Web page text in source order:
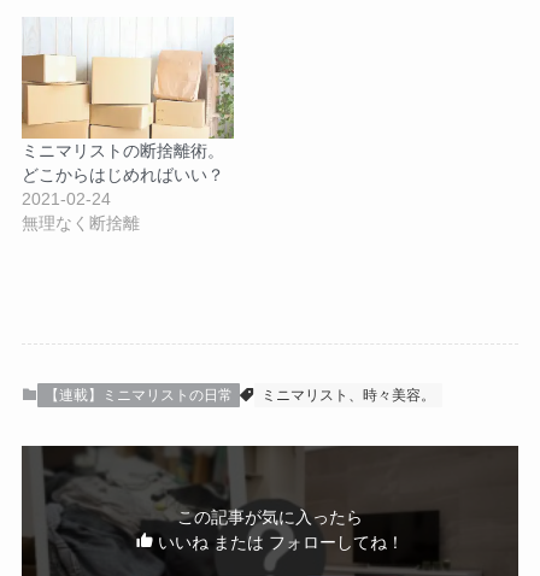
ミニマリストの断捨離術。
どこからはじめればいい？
2021-02-24
無理なく断捨離
【連載】ミニマリストの日常 ミニマリスト、時々美容。
この記事が気に入ったら
いいね または フォローしてね！